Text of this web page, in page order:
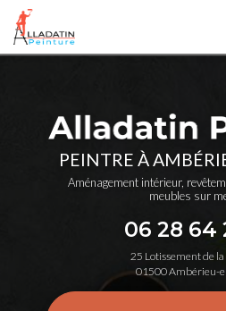
Aller
contenu
principal
PEINTRE À
Aménagement intérieur,
meubles sur
06 28 64
25 Lotissement de
01500 Ambérieu-